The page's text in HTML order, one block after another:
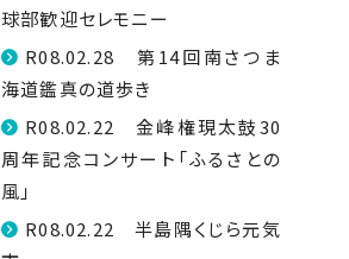
球部歓迎セレモニー
R08.02.28 第14回南さつま
海道鑑真の道歩き
R08.02.22 金峰権現太鼓30
周年記念コンサート「ふるさとの
風」
R08.02.22 半島隅くじら元気